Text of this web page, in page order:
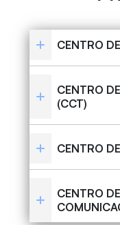
CENTRO
CENTRO
(CCT)
CENTRO
CENTRO